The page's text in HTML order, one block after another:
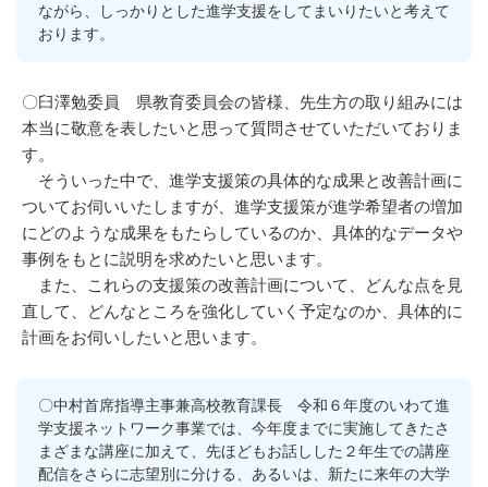
ながら、しっかりとした進学支援をしてまいりたいと考えて
おります。
〇臼澤勉委員 県教育委員会の皆様、先生方の取り組みには
本当に敬意を表したいと思って質問させていただいておりま
す。
そういった中で、進学支援策の具体的な成果と改善計画に
ついてお伺いいたしますが、進学支援策が進学希望者の増加
にどのような成果をもたらしているのか、具体的なデータや
事例をもとに説明を求めたいと思います。
また、これらの支援策の改善計画について、どんな点を見
直して、どんなところを強化していく予定なのか、具体的に
計画をお伺いしたいと思います。
〇中村首席指導主事兼高校教育課長 令和６年度のいわて進
学支援ネットワーク事業では、今年度までに実施してきたさ
まざまな講座に加えて、先ほどもお話しした２年生での講座
配信をさらに志望別に分ける、あるいは、新たに来年の大学